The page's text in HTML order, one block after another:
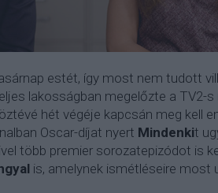
estét, így most nem tudott
lakosságban megelőzte a TV2-s
hét végéje kapcsán meg kell
Oscar-díjat nyert Mindenkit
több premier sorozatepizódot is
is, amelynek ismétléseire most